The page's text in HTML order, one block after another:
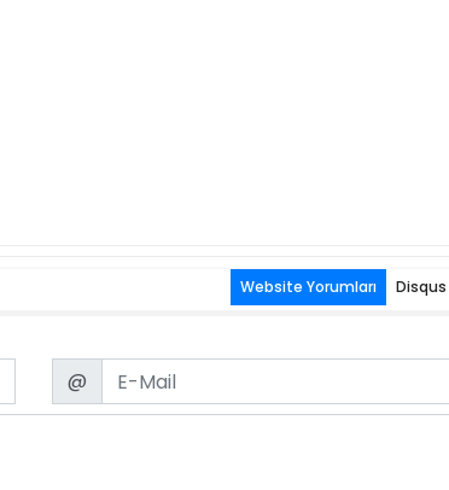
Website Yorumları Disqus
Email
@